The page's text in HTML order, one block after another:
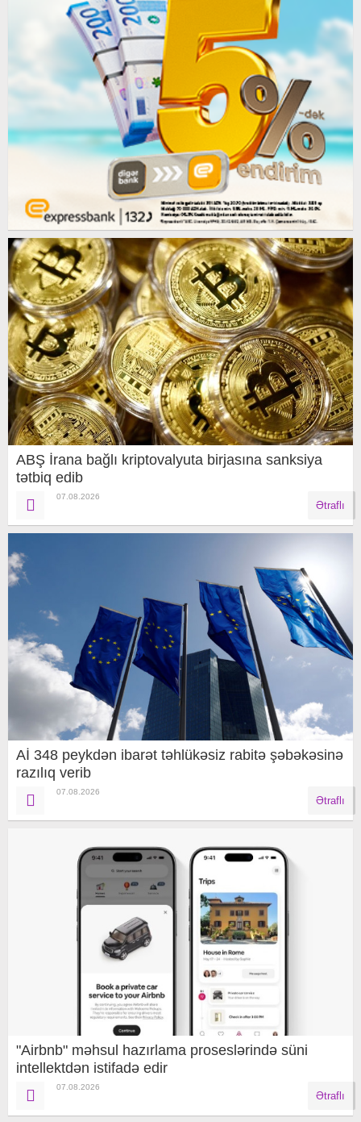
ABŞ İrana bağlı kriptovalyuta birjasına sanksiya
tətbiq edib
07.08.2026
Ətraflı
Aİ 348 peykdən ibarət təhlükəsiz rabitə şəbəkəsinə
razılıq verib
07.08.2026
Ətraflı
"Airbnb" məhsul hazırlama proseslərində süni
intellektdən istifadə edir
07.08.2026
Ətraflı